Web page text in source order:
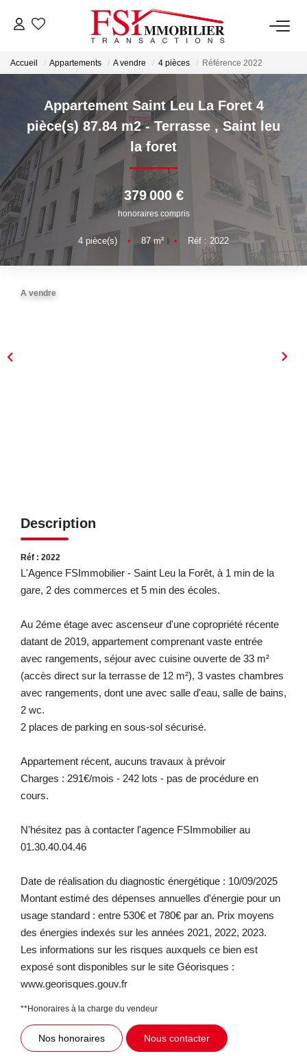
NOTRE AGENCE
Notre Équipe
VENTES
LOCATIONS
Accueil Appartements A vendre 4 pièces Référence 2022
Appartement Saint Leu La Foret 4
pièce(s) 87.84 m2 - Terrasse ,Saint leu
la foret
379 000 €
honoraires compris
4 pièce(s) • 87 m² • Réf : 2022
A vendre
Description
Réf : 2022
L'Agence FSImmobilier - Saint Leu la Forêt, à 1 min de la
gare, 2 des commerces et 5 min des écoles.
Au 2éme étage avec ascenseur d'une copropriété récente
datant de 2019, appartement comprenant vaste entrée
avec rangements, séjour avec cuisine ouverte de 33 m²
(accès direct sur la terrasse de 12 m²), 3 vastes chambres
avec rangements, dont une avec salle d'eau, salle de bains,
2 wc.
2 places de parking en sous-sol sécurisé.
Appartement récent, aucuns travaux à prévoir
Charges : 291€/mois - 242 lots - pas de procédure en
cours.
N'hésitez pas à contacter l'agence FSImmobilier au
01.30.40.04.46
Date de réalisation du diagnostic énergétique : 10/09/2025
Montant estimé des dépenses annuelles d'énergie pour un
usage standard : entre 530€ et 780€ par an. Prix moyens
des énergies indexés sur les années 2021, 2022, 2023.
Les informations sur les risques auxquels ce bien est
exposé sont disponibles sur le site Géorisques :
www.georisques.gouv.fr
**Honoraires à la charge du vendeur
Nos honoraires Nous contacter